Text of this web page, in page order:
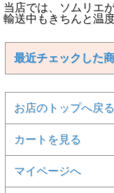
当店では、ソムリエ
輸送中もきちんと温
最近チェックした
お店のトップへ戻る
カートを見る
マイページへ